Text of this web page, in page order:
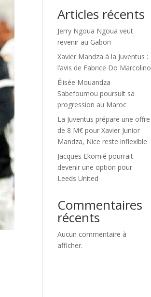
Articles récents
Jerry Ngoua Ngoua veut
revenir au Gabon
Xavier Mandza à la Juventus :
l’avis de Fabrice Do Marcolino
Élisée Mouandza
Sabefoumou poursuit sa
progression au Maroc
La Juventus prépare une offre
de 8 M€ pour Xavier Junior
Mandza, Nice reste inflexible
Jacques Ekomié pourrait
devenir une option pour
Leeds United
Commentaires
récents
Aucun commentaire à
afficher.